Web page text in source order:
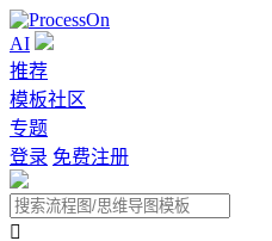
AI
推荐
模板社区
专题
登录 免费注册
